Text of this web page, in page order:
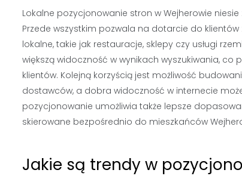
Lokalne pozycjonowanie stron w Wejherowie
Przede wszystkim pozwala na dotarcie do
lokalne, takie jak restauracje, sklepy czy usługi
większą widoczność w wynikach wyszukiwania, co
klientów. Kolejną korzyścią jest możliwość
dostawców, a dobra widoczność w internecie
pozycjonowanie umożliwia także lepsze
skierowane bezpośrednio do mieszkańców
Jakie są trendy w